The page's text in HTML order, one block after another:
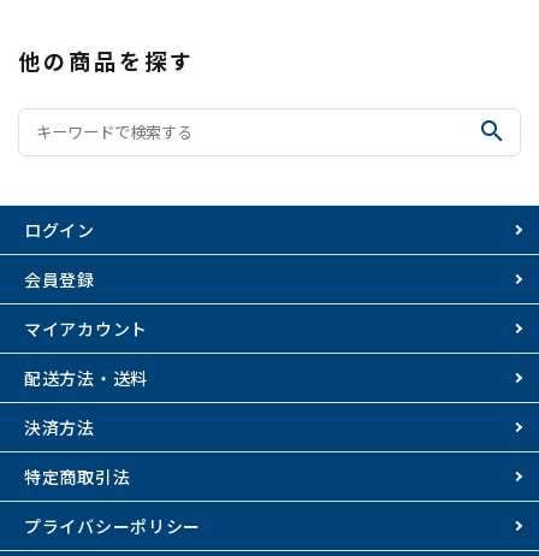
他の商品を探す
search
ログイン
会員登録
マイアカウント
配送方法・送料
決済方法
特定商取引法
プライバシーポリシー